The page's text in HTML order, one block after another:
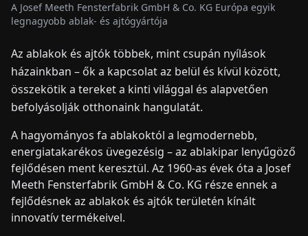
ENDE FRESITNLPLHU
KAPCSOLAT
A Josef Meeth Fensterfabrik GmbH & Co. KG Európa egyik
legnagyobb ablak- és ajtógyártója
Az ablakok és ajtók többek, mint csupán nyílások
házainkban – ők a kapcsolat az belül és kívül között,
összekötik a tereket a kinti világgal és alapvetően
befolyásolják otthonaink hangulatát.
A hagyományos fa ablakoktól a legmodernebb,
energiatakarékos üvegezésig – az ablakipar lenyűgöző
fejlődésen ment keresztül. Az 1960-as évek óta a Josef
Meeth Fensterfabrik GmbH & Co. KG része ennek a
fejlődésnek az ablakok és ajtók területén kínált
innovatív termékeivel.